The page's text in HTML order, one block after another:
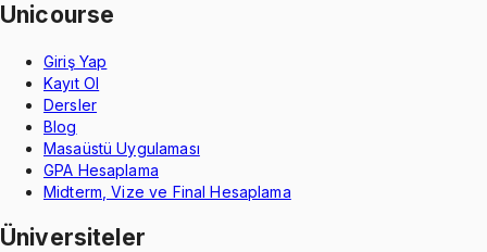
Unicourse
Giriş Yap
Kayıt Ol
Dersler
Blog
Masaüstü Uygulaması
GPA Hesaplama
Midterm, Vize ve Final Hesaplama
Üniversiteler